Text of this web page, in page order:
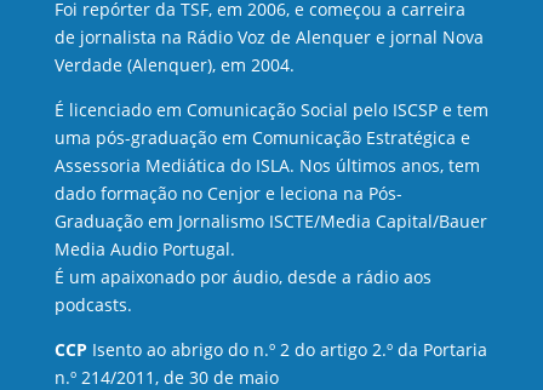
Foi repórter da TSF, em 2006, e começou a carreira
de jornalista na Rádio Voz de Alenquer e jornal Nova
Verdade (Alenquer), em 2004.
É licenciado em Comunicação Social pelo ISCSP e tem
uma pós-graduação em Comunicação Estratégica e
Assessoria Mediática do ISLA. Nos últimos anos, tem
dado formação no Cenjor e leciona na Pós-
Graduação em Jornalismo ISCTE/Media Capital/Bauer
Media Audio Portugal.
É um apaixonado por áudio, desde a rádio aos
podcasts.
CCP Isento ao abrigo do n.º 2 do artigo 2.º da Portaria
n.º 214/2011, de 30 de maio